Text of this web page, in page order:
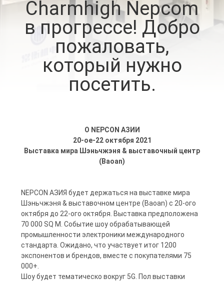
ЗАВОДУ
КОНТРОЛЬ
КАЧЕСТВА
СВЯЖИТЕСЬ
НОВОСТИ
SHOPPING
LINE
КАРТА
САЙТА
Charmhigh Nepcom
в прогрессе! Добро
пожаловать,
который нужно
посетить.
О NEPCON АЗИИ
20-ое-22 октября 2021
Выставка мира Шэньчжэня & выставочный центр
(Baoan)
NEPCON АЗИЯ будет держаться на выставке мира
Шэньчжэня & выставочном центре (Baoan) с 20-ого
октября до 22-ого октября. Выставка предположена
70 000 SQ M. Событие шоу обрабатывающей
промышленности электроники международного
стандарта. Ожидано, что участвует итог 1200
экспонентов и брендов, вместе с покупателями 75
000+.
Шоу будет тематическо вокруг 5G. Пол выставки